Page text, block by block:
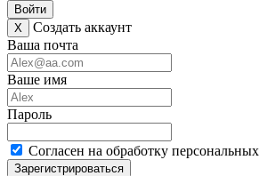
Войти
X
Создать аккаунт
Ваша почта
Ваше имя
Пароль
Согласен на обработку
Зарегистрироваться